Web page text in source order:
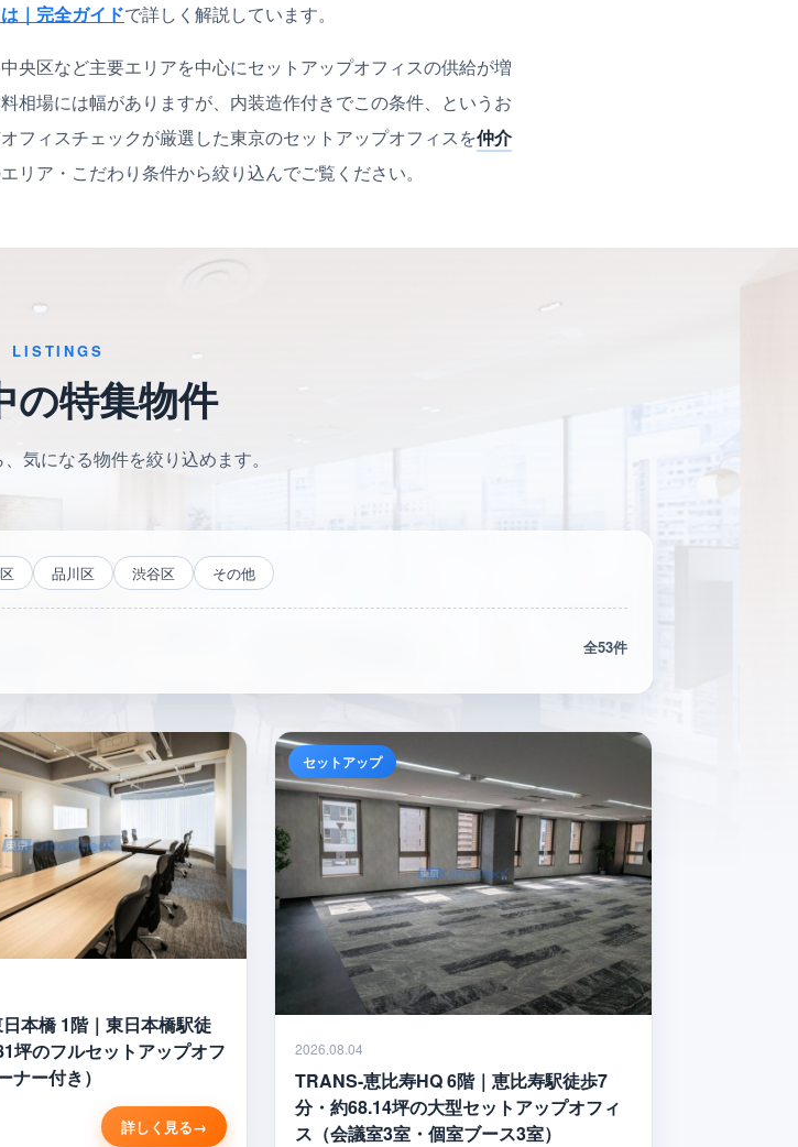
｜完全ガイドで詳しく解説しています。
央区など主要エリアを中心にセットアップオフィスの供給が増
相場には幅がありますが、内装造作付きでこの条件、というお
フィスチェックが厳選した東京のセットアップオフィスを仲介
リア・こだわり条件から絞り込んでご覧ください。
LISTINGS
の特集物件
気になる物件を絞り込めます。
品川区 渋谷区 その他
全53件
本橋 1階｜東日本橋駅徒
坪のフルセットアップオフ
ナー付き）
詳しく見る
セットアップ
2026.08.04
TRANS-恵比寿HQ 6階｜恵比寿駅徒歩7
分・約68.14坪の大型セットアップオフィ
ス（会議室3室・個室ブース3室）